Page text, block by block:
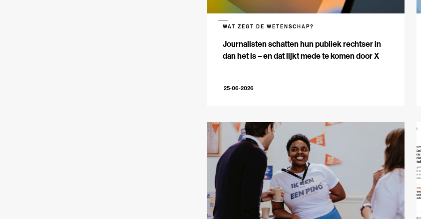
Journalisten schatten hun publiek rechtser in
dan het is – en dat lijkt mede te komen door X
WAT ZEGT DE WETENSCHAP?
25-06-2026